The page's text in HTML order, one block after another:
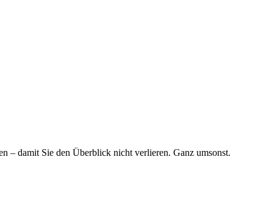
– damit Sie den Überblick nicht verlieren. Ganz umsonst.